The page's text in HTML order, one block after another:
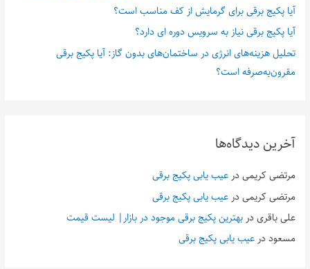
آیا پکیج برقی برای گرمایش از کف مناسب است؟
آیا پکیج برقی نیاز به سرویس دوره ای دارد؟
تحلیل هزینه‌های انرژی در ساختمان‌های بدون گاز: آیا پکیج برقی
مقرون‌به‌صرفه است؟
آخرین دیدگاه‌ها
مرتضی کریمیدرعیب یابی پکیج برقی
مرتضی کریمیدرعیب یابی پکیج برقی
علی باقریدربهترین پکیج برقی موجود در بازار| لیست قیمت
مسعوددرعیب یابی پکیج برقی